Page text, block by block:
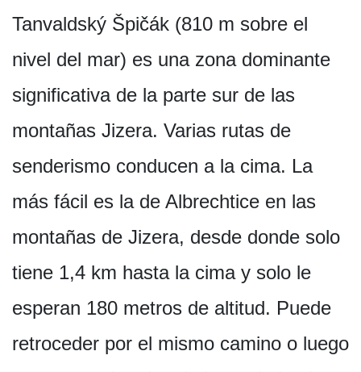
Tanvaldský Špičák (810 m sobre el
nivel del mar) es una zona dominante
significativa de la parte sur de las
montañas Jizera. Varias rutas de
senderismo conducen a la cima. La
más fácil es la de Albrechtice en las
montañas de Jizera, desde donde solo
tiene 1,4 km hasta la cima y solo le
esperan 180 metros de altitud. Puede
retroceder por el mismo camino o luego